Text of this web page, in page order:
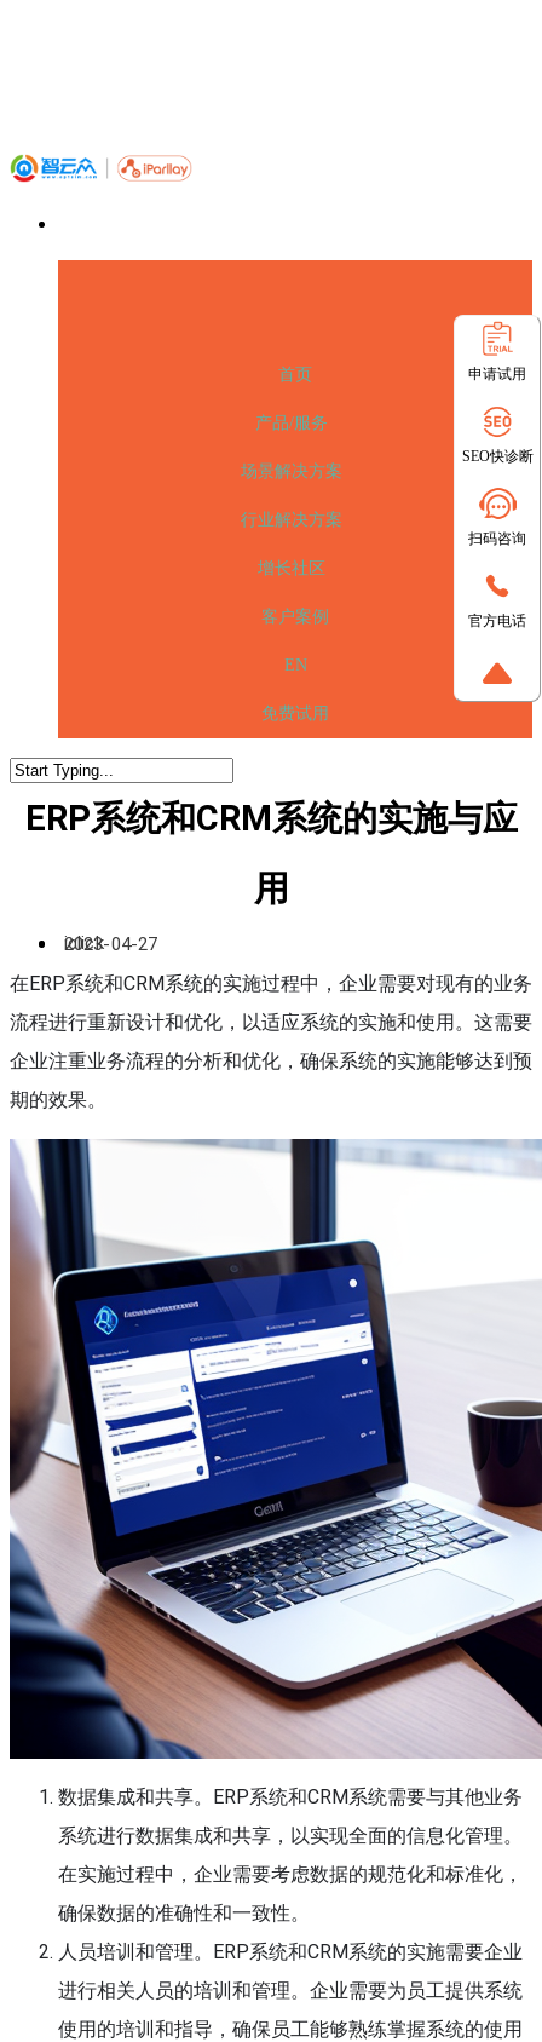
首页
产品/服务
场景解决方案
行业解决方案
增长社区
客户案例
EN
免费试用
ERP系统和CRM系统的实施与应
用
iclick
2023-04-27
在ERP系统和CRM系统的实施过程中，企业需要对现有的业务
流程进行重新设计和优化，以适应系统的实施和使用。这需要
企业注重业务流程的分析和优化，确保系统的实施能够达到预
期的效果。
数据集成和共享。ERP系统和CRM系统需要与其他业务
系统进行数据集成和共享，以实现全面的信息化管理。
在实施过程中，企业需要考虑数据的规范化和标准化，
确保数据的准确性和一致性。
人员培训和管理。ERP系统和CRM系统的实施需要企业
进行相关人员的培训和管理。企业需要为员工提供系统
使用的培训和指导，确保员工能够熟练掌握系统的使用
申请试用
SEO快诊断
扫码咨询
官方电话